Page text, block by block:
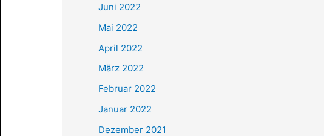
Juni 2022
Mai 2022
April 2022
März 2022
Februar 2022
Januar 2022
Dezember 2021